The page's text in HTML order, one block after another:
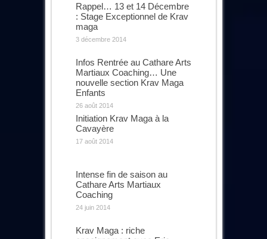
Rappel… 13 et 14 Décembre
: Stage Exceptionnel de Krav
maga
3 décembre 2014
Infos Rentrée au Cathare Arts
Martiaux Coaching… Une
nouvelle section Krav Maga
Enfants
26 août 2014
Initiation Krav Maga à la
Cavayère
17 août 2014
Intense fin de saison au
Cathare Arts Martiaux
Coaching
24 juin 2014
Krav Maga : riche